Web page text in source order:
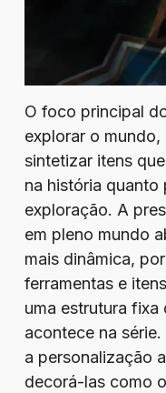
O foco principal
explorar o
sintetizar itens
na história quanto
exploração. A
em pleno mundo
mais dinâmica,
ferramentas e
uma estrutura fixa
acontece na
a personalização
decorá-las como